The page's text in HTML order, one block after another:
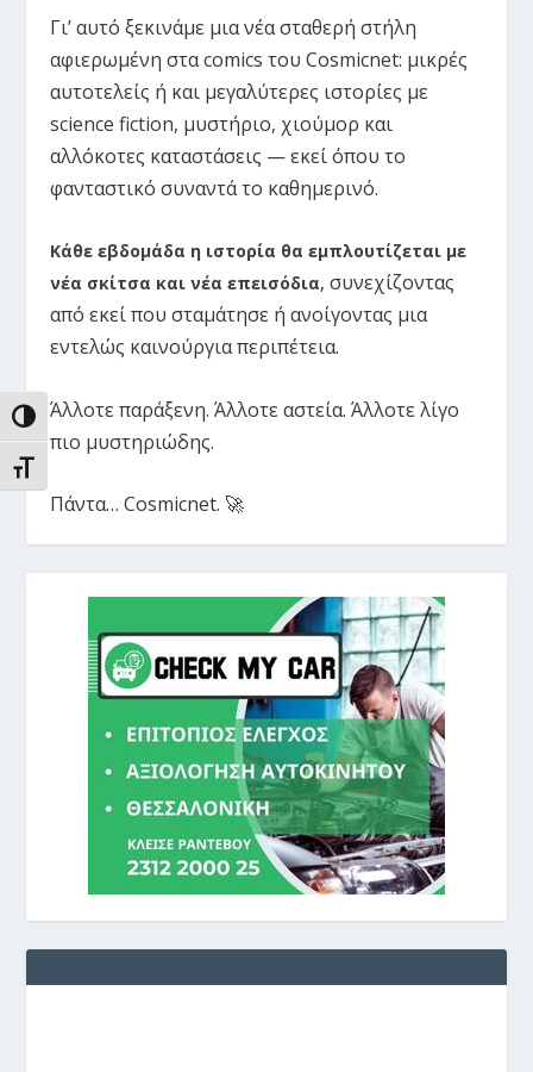
ΕΝΑΛΛΑΓΉ ΥΨΗΛΉΣ ΑΝΤΊΘΕΣΗΣ
ΕΝΑΛΛΑΓΉ ΜΕΓΈΘΟΥΣ ΓΡΑΜΜΆΤΩΝ
Γι’ αυτό ξεκινάμε μια νέα σταθερή στήλη
αφιερωμένη στα comics του Cosmicnet: μικρές
αυτοτελείς ή και μεγαλύτερες ιστορίες με
science fiction, μυστήριο, χιούμορ και
αλλόκοτες καταστάσεις — εκεί όπου το
φανταστικό συναντά το καθημερινό.
Κάθε εβδομάδα η ιστορία θα εμπλουτίζεται με
νέα σκίτσα και νέα επεισόδια, συνεχίζοντας
από εκεί που σταμάτησε ή ανοίγοντας μια
εντελώς καινούργια περιπέτεια.
Άλλοτε παράξενη. Άλλοτε αστεία. Άλλοτε λίγο
πιο μυστηριώδης.
Πάντα… Cosmicnet. 🚀